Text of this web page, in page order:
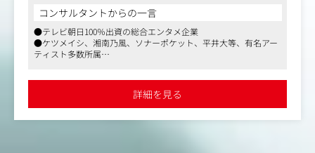
・アーティストの楽曲リリースに関わる諸業務（リリース
情報の告知用バナー作成、サンプルCDの発
送、メディア出演時の同録など）
・イベント・ライブ開催にともなう諸業務（招待ゲストの
管理・配席・招待状の送付、事務所へのチケッ
・CD、DVD、楽曲・写真・動画データなどの管理
コンサルタントからの一言
●テレビ朝日100％出資の総合エンタメ企業
●ケツメイシ、湘南乃風、ソナーポケット、平井大等、有名アー
ティスト多数所属
●安定した経営基盤と、整った福利厚生を持ちながらも、年次や
社歴に関わらず、前進的なチャレンジが評価される社風
詳細を見る